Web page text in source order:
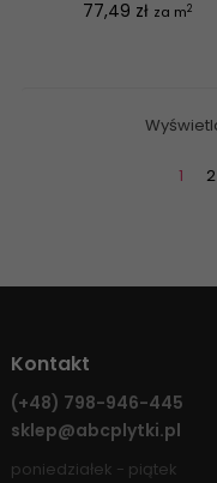
Cena
77,49 zł za m2
1 2
Kontakt
(+48) 798-946-445
sklep@abcplytki.pl
poniedziałek - piątek